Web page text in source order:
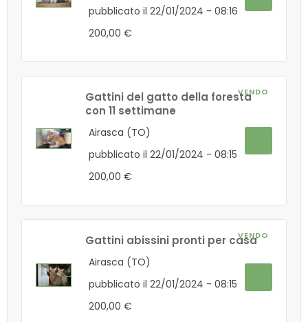
pubblicato il 22/01/2024 - 08:16
200,00 €
VENDO
Gattini del gatto della foresta
con 11 settimane
Airasca (TO)
pubblicato il 22/01/2024 - 08:15
200,00 €
VENDO
Gattini abissini pronti per casa
Airasca (TO)
pubblicato il 22/01/2024 - 08:15
200,00 €